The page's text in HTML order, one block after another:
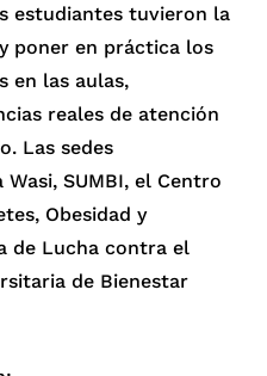
estudiantes tuvieron la
poner en práctica los
en las aulas,
reales de atención
Las sedes
SUMBI, el Centro
Obesidad y
de Lucha contra el
de Bienestar